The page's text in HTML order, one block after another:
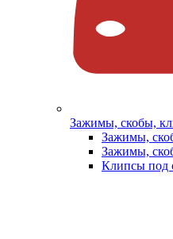
Зажимы, скобы,
Зажимы,
Зажимы,
Клипсы под